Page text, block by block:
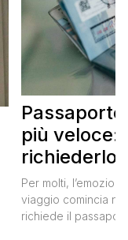
più veloce:
richiederlo
Per molti,
viaggio comincia
richiede il